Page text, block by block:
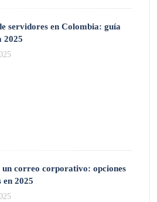
servidores en Colombia: guía
2025
un correo corporativo: opciones
en 2025